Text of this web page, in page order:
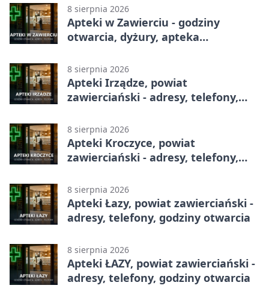
8 sierpnia 2026
Apteki w Zawierciu - godziny
otwarcia, dyżury, apteka
8 sierpnia 2026
Apteki Irządze, powiat
zawierciański - adresy, telefony,
8 sierpnia 2026
Apteki Kroczyce, powiat
zawierciański - adresy, telefony,
8 sierpnia 2026
Apteki Łazy, powiat zawierciański -
adresy, telefony, godziny otwarcia
8 sierpnia 2026
Apteki ŁAZY, powiat zawierciański -
adresy, telefony, godziny otwarcia